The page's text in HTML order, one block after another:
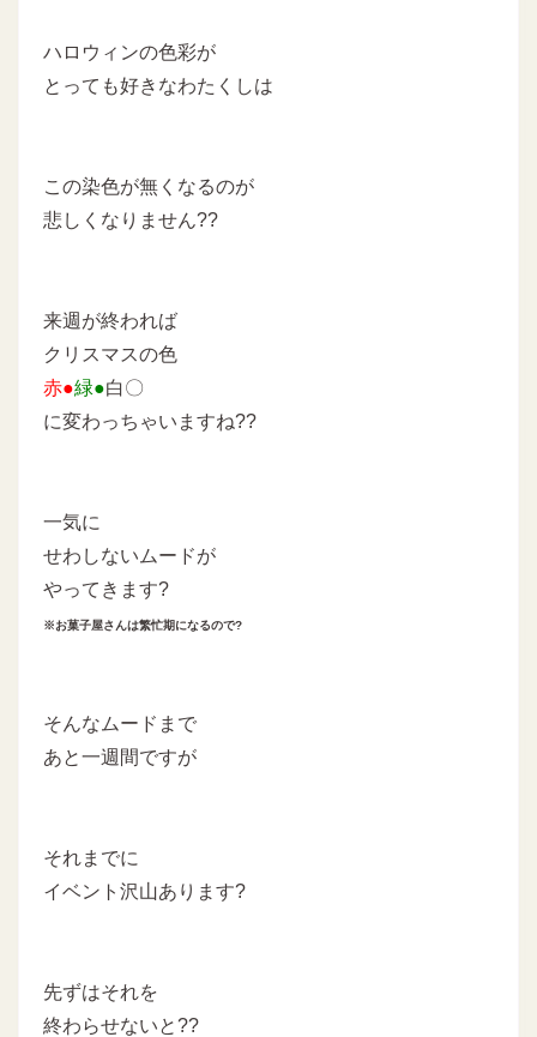
ハロウィンの色彩が
とっても好きなわたくしは
この染色が無くなるのが
悲しくなりません??
来週が終われば
クリスマスの色
赤●緑●白〇
に変わっちゃいますね??
一気に
せわしないムードが
やってきます?
※お菓子屋さんは繁忙期になるので?
そんなムードまで
あと一週間ですが
それまでに
イベント沢山あります?
先ずはそれを
終わらせないと??